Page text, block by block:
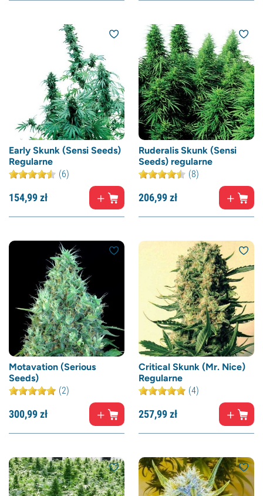
Early Skunk (Sensi Seeds)
Regularne
(6)
154,99zł
Ruderalis Skunk (Sensi
Seeds) regularne
(8)
206,99zł
Motavation (Serious
Seeds)
(2)
300,99zł
Critical Skunk (Mr. Nice)
Regularne
(4)
257,99zł